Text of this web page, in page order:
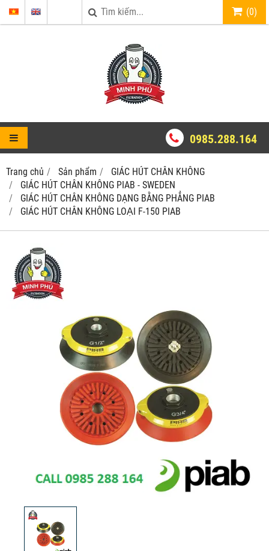
(0)
0985.288.164
Trang chủ Sản phẩm
GIÁC HÚT CHÂN KHÔNG
GIÁC HÚT CHÂN KHÔNG PIAB - SWEDEN
GIÁC HÚT CHÂN KHÔNG DẠNG BẰNG PHẲNG PIAB
GIÁC HÚT CHÂN KHÔNG LOẠI F-150 PIAB